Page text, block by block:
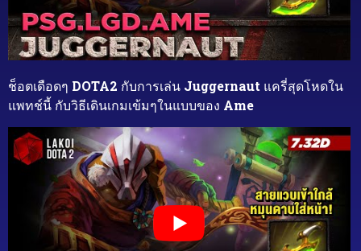
ช็อตเดือดๆ DOTA2 กับการเล่น Juggernaut แครี่สุดโหดใน
แพทช์นี้ กับวิธีเดินเกมเข้มๆในแบบของ Ame